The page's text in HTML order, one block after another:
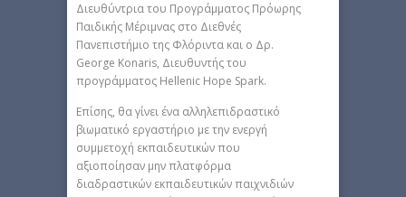
Διευθύντρια του Προγράμματος Πρόωρης
Παιδικής Μέριμνας στο Διεθνές
Πανεπιστήμιο της Φλόριντα και ο Δρ.
George Konaris, Διευθυντής του
προγράμματος Hellenic Hope Spark.
Επίσης, θα γίνει ένα αλληλεπιδραστικό
βιωματικό εργαστήριο με την ενεργή
συμμετοχή εκπαιδευτικών που
αξιοποίησαν μην πλατφόρμα
διαδραστικών εκπαιδευτικών παιχνιδιών